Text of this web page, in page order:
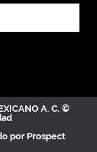
A. C. ©
por Prospect